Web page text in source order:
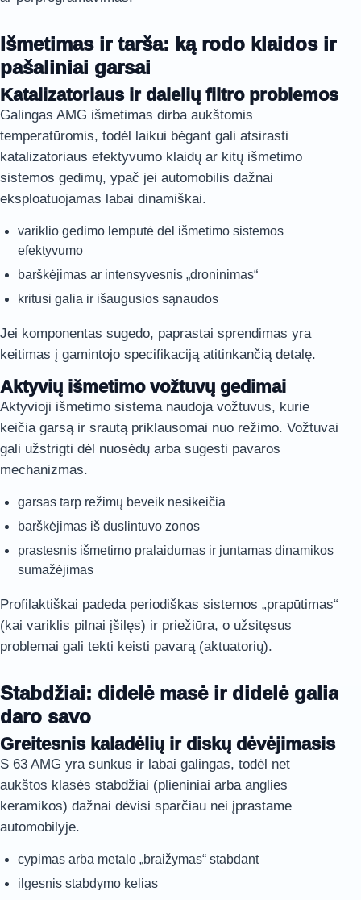
Išmetimas ir tarša: ką rodo klaidos ir
pašaliniai garsai
Katalizatoriaus ir dalelių filtro problemos
Galingas AMG išmetimas dirba aukštomis
temperatūromis, todėl laikui bėgant gali atsirasti
katalizatoriaus efektyvumo klaidų ar kitų išmetimo
sistemos gedimų, ypač jei automobilis dažnai
eksploatuojamas labai dinamiškai.
variklio gedimo lemputė dėl išmetimo sistemos
efektyvumo
barškėjimas ar intensyvesnis „droninimas“
kritusi galia ir išaugusios sąnaudos
Jei komponentas sugedo, paprastai sprendimas yra
keitimas į gamintojo specifikaciją atitinkančią detalę.
Aktyvių išmetimo vožtuvų gedimai
Aktyvioji išmetimo sistema naudoja vožtuvus, kurie
keičia garsą ir srautą priklausomai nuo režimo. Vožtuvai
gali užstrigti dėl nuosėdų arba sugesti pavaros
mechanizmas.
garsas tarp režimų beveik nesikeičia
barškėjimas iš duslintuvo zonos
prastesnis išmetimo pralaidumas ir juntamas dinamikos
sumažėjimas
Profilaktiškai padeda periodiškas sistemos „prapūtimas“
(kai variklis pilnai įšilęs) ir priežiūra, o užsitęsus
problemai gali tekti keisti pavarą (aktuatorių).
Stabdžiai: didelė masė ir didelė galia
daro savo
Greitesnis kaladėlių ir diskų dėvėjimasis
S 63 AMG yra sunkus ir labai galingas, todėl net
aukštos klasės stabdžiai (plieniniai arba anglies
keramikos) dažnai dėvisi sparčiau nei įprastame
automobilyje.
cypimas arba metalo „braižymas“ stabdant
ilgesnis stabdymo kelias